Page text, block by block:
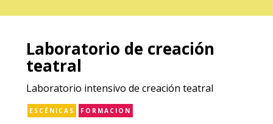
Laboratorio de creación
teatral
Laboratorio intensivo de creación teatral
ESCÉNICAS FORMACION